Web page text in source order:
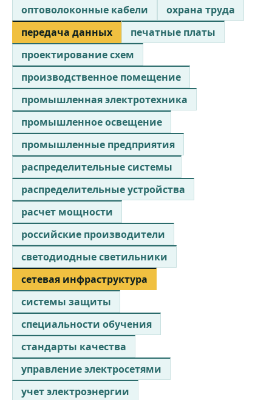
оптоволоконные кабели
охрана труда
передача данных
печатные платы
проектирование схем
производственное помещение
промышленная электротехника
промышленное освещение
промышленные предприятия
распределительные системы
распределительные устройства
расчет мощности
российские производители
светодиодные светильники
сетевая инфраструктура
системы защиты
специальности обучения
стандарты качества
управление электросетями
учет электроэнергии